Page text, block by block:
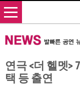
연극 <더 헬멧>
택 등 출연